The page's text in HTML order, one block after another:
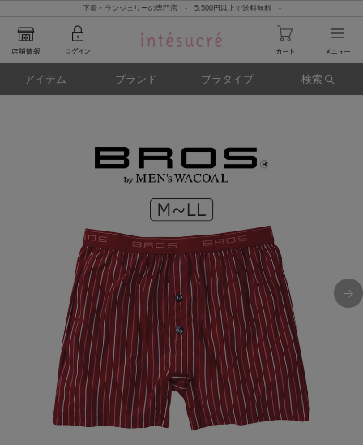
下着・ランジェリーの専門店 - 5,500円以上で送料無料 -
アイテム ブランド ブラタイプ 検索